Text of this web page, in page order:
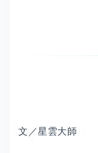
文／星雲大師